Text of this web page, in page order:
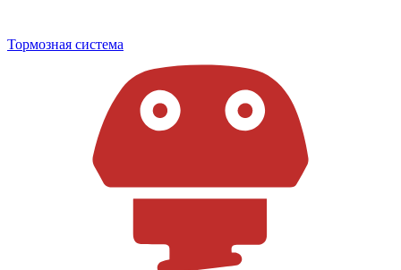
Тормозная система